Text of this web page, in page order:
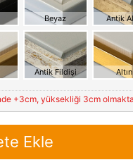
Beyaz Antik
Antik Fildişi Altın
+3cm, yüksekliği 3cm
Ekle